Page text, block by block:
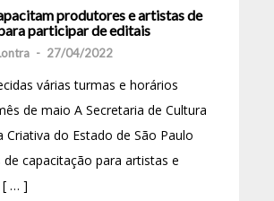
produtores e artistas de
participar de editais
- 27/04/2022
várias turmas e horários
de maio A Secretaria de Cultura
Criativa do Estado de São Paulo
capacitação para artistas e
[ … ]